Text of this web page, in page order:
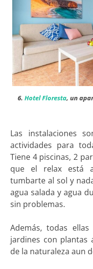
6. Hotel Floresta, un
Las instalaciones
actividades para
Tiene 4 piscinas, 2
que el relax está
tumbarte al sol y
agua salada y agua
sin problemas.
Además, todas
jardines con plantas
de la naturaleza aun